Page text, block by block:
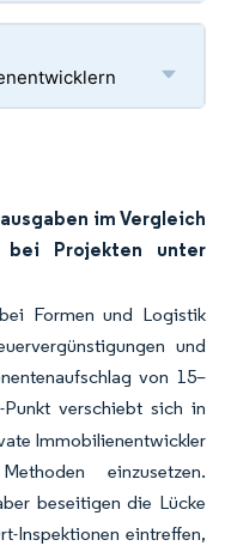
im Vergleich
bei Projekten unter
Formen und Logistik
und
von 15–
Punkt verschiebt sich in
Immobilienentwickler
einzusetzen.
beseitigen die Lücke
Inspektionen eintreffen,